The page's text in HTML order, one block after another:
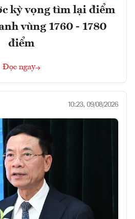
kỳ vọng tìm lại điểm
vùng 1760 - 1780
điểm
Đọc ngay
10:23, 09/08/2026